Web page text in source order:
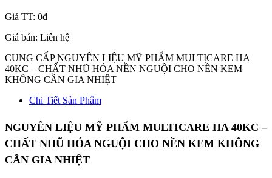
Giá TT: 0đ
Giá bán: Liên hệ
CUNG CẤP NGUYÊN LIỆU MỸ PHẨM MULTICARE HA
40KC – CHẤT NHŨ HÓA NỀN NGUỘI CHO NỀN KEM
KHÔNG CẦN GIA NHIỆT
Chi Tiết Sản Phẩm
NGUYÊN LIỆU MỸ PHẨM MULTICARE HA 40KC –
CHẤT NHŨ HÓA NGUỘI CHO NỀN KEM KHÔNG
CẦN GIA NHIỆT